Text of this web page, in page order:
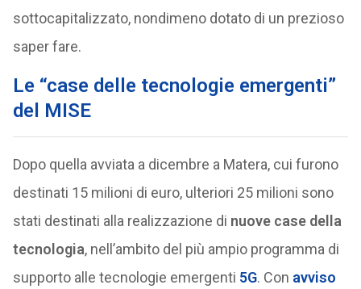
sottocapitalizzato, nondimeno dotato di un prezioso
saper fare.
Le “case delle tecnologie emergenti”
del MISE
Dopo quella avviata a dicembre a Matera, cui furono
destinati 15 milioni di euro, ulteriori 25 milioni sono
stati destinati alla realizzazione di nuove case della
tecnologia, nell’ambito del più ampio programma di
supporto alle tecnologie emergenti 5G. Con avviso